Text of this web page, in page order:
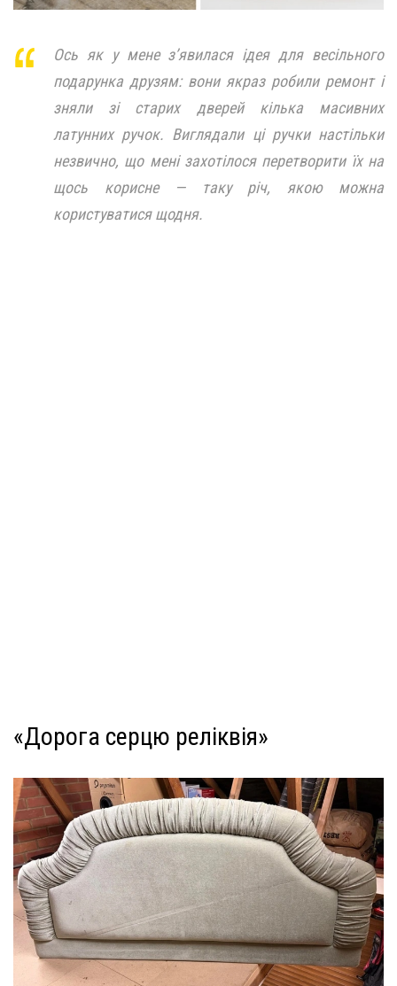
Ось як у мене з’явилася ідея для весільного
подарунка друзям: вони якраз робили ремонт і
зняли зі старих дверей кілька масивних
латунних ручок. Виглядали ці ручки настільки
незвично, що мені захотілося перетворити їх на
щось корисне — таку річ, якою можна
користуватися щодня.
«Дорога серцю реліквія»